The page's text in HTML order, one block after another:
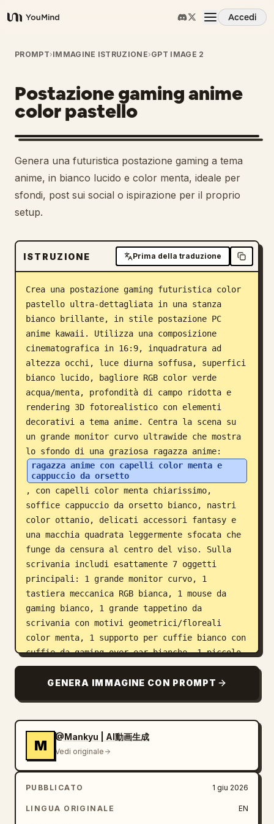
YouMind
Accedi
Panoramica
Casi d'uso
Abilità
Prompt
Prezzi
Scarica
Blog
Aggiornamenti
PROMPT›IMMAGINE ISTRUZIONE›GPT IMAGE 2
Postazione gaming anime
color pastello
Genera una futuristica postazione gaming a tema
anime, in bianco lucido e color menta, ideale per
sfondi, post sui social o ispirazione per il proprio
setup.
ISTRUZIONE Prima della traduzione
Crea una postazione gaming futuristica color
pastello ultra-dettagliata in una stanza
bianco brillante, in stile postazione PC
anime kawaii. Utilizza una composizione
cinematografica in 16:9, inquadratura ad
altezza occhi, luce diurna soffusa, superfici
bianco lucido, bagliore RGB color verde
acqua/menta, profondità di campo ridotta e
rendering 3D fotorealistico con elementi
decorativi a tema anime. Centra la scena su
un grande monitor curvo ultrawide che mostra
lo sfondo di una graziosa ragazza anime:
ragazza anime con capelli color menta e
cappuccio da orsetto
, con capelli color menta chiarissimo,
soffice cappuccio da orsetto bianco, nastri
color ottanio, delicati accessori fantasy e
una macchia quadrata leggermente sfocata che
funge da censura al centro del viso. Sulla
scrivania includi esattamente 7 oggetti
principali: 1 grande monitor curvo, 1
tastiera meccanica RGB bianca, 1 mouse da
gaming bianco, 1 grande tappetino da
scrivania con motivi geometrici/floreali
color menta, 1 supporto per cuffie bianco con
cuffie da gaming over-ear bianche, 1 piccolo
stream deck con tasti illuminati e 1 pannello
di controllo compatto con un piccolo display
interna color acqua, ventole visibili, tubi
di raffreddamento a liquido bianchi, una
scheda grafica e un'illustrazione di un
personaggio anime visualizzata all'interno
PC includi esattamente 3 oggetti decorativi:
GENERA IMMAGINE CON PROMPT
M
@Mankyu | AI動画生成
Vedi originale
PUBBLICATO 1 giu 2026
LINGUA ORIGINALE EN